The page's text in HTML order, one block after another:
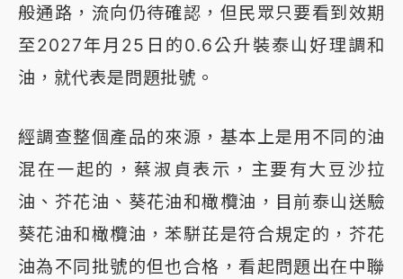
般通路，流向仍待確認，但民眾只要看到效期
至2027年月25日的0.6公升裝泰山好理調和
油，就代表是問題批號。
經調查整個產品的來源，基本上是用不同的油
混在一起的，蔡淑貞表示，主要有大豆沙拉
油、芥花油、葵花油和橄欖油，目前泰山送驗
葵花油和橄欖油，苯駢芘是符合規定的，芥花
油為不同批號的但也合格，看起問題出在中聯